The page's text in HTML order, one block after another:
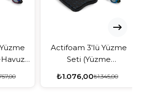
Actifoam 3'lü Yüzme
Seti (Yüzme
Bonesi+Yüzücü
₺1.076,00 ₺1.345,00